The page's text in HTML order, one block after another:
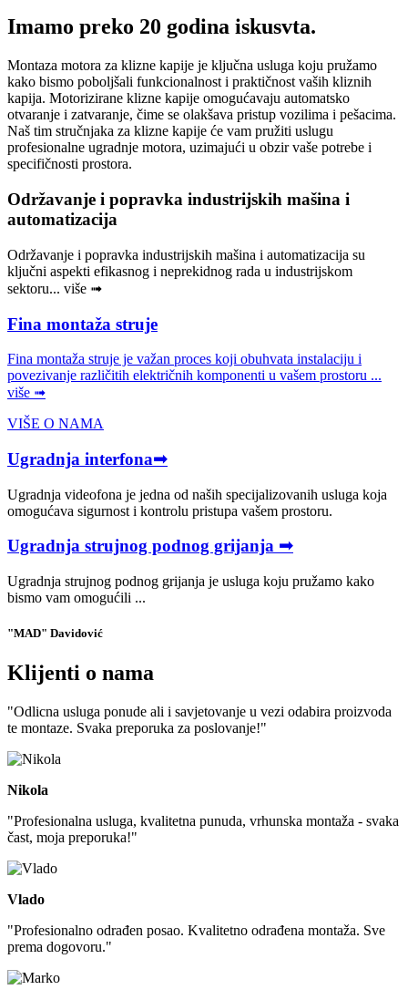
Imamo preko 20 godina iskusvta.
Montaza motora za klizne kapije je ključna usluga koju pružamo
kako bismo poboljšali funkcionalnost i praktičnost vaših kliznih
kapija. Motorizirane klizne kapije omogućavaju automatsko
otvaranje i zatvaranje, čime se olakšava pristup vozilima i pešacima.
Naš tim stručnjaka za klizne kapije će vam pružiti uslugu
profesionalne ugradnje motora, uzimajući u obzir vaše potrebe i
specifičnosti prostora.
Održavanje i popravka industrijskih mašina i
automatizacija
Održavanje i popravka industrijskih mašina i automatizacija su
ključni aspekti efikasnog i neprekidnog rada u industrijskom
sektoru... više ➟
Fina montaža struje
Fina montaža struje je važan proces koji obuhvata instalaciju i
povezivanje različitih električnih komponenti u vašem prostoru ...
više ➟
VIŠE O NAMA
Ugradnja interfona➟
Ugradnja videofona je jedna od naših specijalizovanih usluga koja
omogućava sigurnost i kontrolu pristupa vašem prostoru.
Ugradnja strujnog podnog grijanja ➟
Ugradnja strujnog podnog grijanja je usluga koju pružamo kako
bismo vam omogućili ...
"MAD" Davidović
Klijenti o nama
"Odlicna usluga ponude ali i savjetovanje u vezi odabira proizvoda
te montaze. Svaka preporuka za poslovanje!"
Nikola
"Profesionalna usluga, kvalitetna punuda, vrhunska montaža - svaka
čast, moja preporuka!"
Vlado
"Profesionalno odrađen posao. Kvalitetno odrađena montaža. Sve
prema dogovoru."